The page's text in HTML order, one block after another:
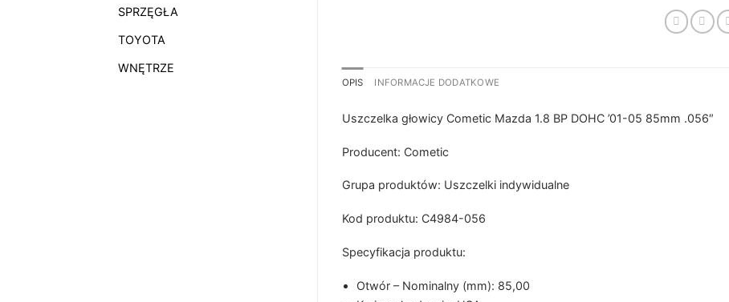
SPRZĘGŁA
TOYOTA
WNĘTRZE
OPIS INFORMACJE DODATKOWE
Uszczelka głowicy Cometic Mazda 1.8 BP DOHC ’01-05 85mm .056″
Producent: Cometic
Grupa produktów: Uszczelki indywidualne
Kod produktu: C4984-056
Specyfikacja produktu:
Otwór – Nominalny (mm): 85,00